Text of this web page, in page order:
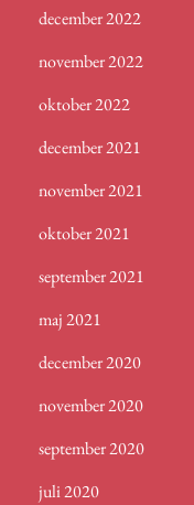
december 2022
november 2022
oktober 2022
december 2021
november 2021
oktober 2021
september 2021
maj 2021
december 2020
november 2020
september 2020
juli 2020